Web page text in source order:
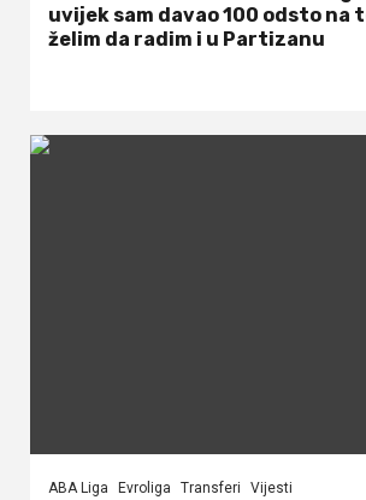
uvijek sam davao 100 odsto na
želim da radim i u Partizanu
ABA Liga Evroliga Transferi Vijesti